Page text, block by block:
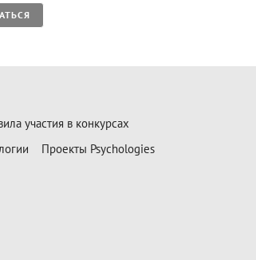
участия в конкурсах
Проекты Psychologies